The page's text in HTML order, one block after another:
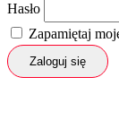
Hasło
Zapamiętaj
Zaloguj się